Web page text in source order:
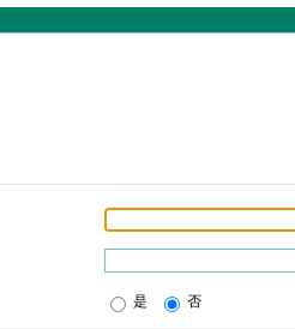
是 否